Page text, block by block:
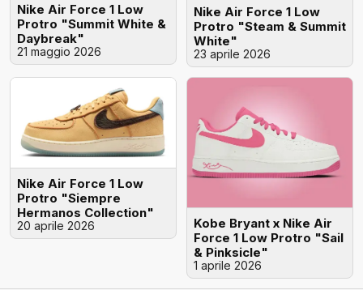
Nike Air Force 1 Low
Protro "Summit White &
Daybreak"
21 maggio 2026
Nike Air Force 1 Low
Protro "Steam & Summit
White"
23 aprile 2026
Nike Air Force 1 Low
Protro "Siempre
Hermanos Collection"
20 aprile 2026
Kobe Bryant x Nike Air
Force 1 Low Protro "Sail
& Pinksicle"
1 aprile 2026